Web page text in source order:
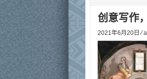
创意写作
2021年6月20日 ⁄